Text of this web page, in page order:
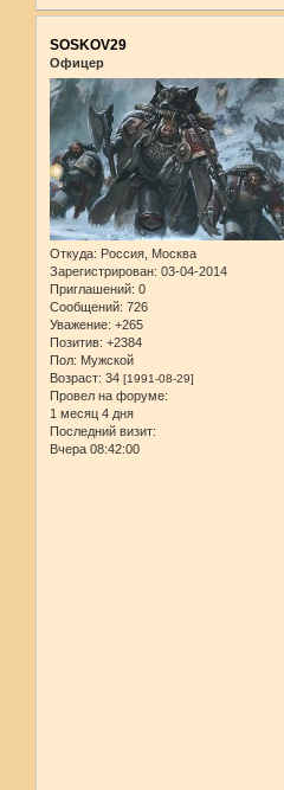
SOSKOV29
Офицер
Откуда: Россия, Москва
Зарегистрирован: 03-04-2014
Приглашений: 0
Сообщений: 726
Уважение: +265
Позитив: +2384
Пол: Мужской
Возраст: 34 [1991-08-29]
Провел на форуме:
1 месяц 4 дня
Последний визит:
Вчера 08:42:00